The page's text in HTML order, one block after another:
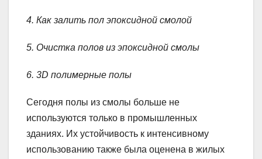
4. Как залить пол эпоксидной смолой
5. Очистка полов из эпоксидной смолы
6. 3D полимерные полы
Сегодня полы из смолы больше не
используются только в промышленных
зданиях. Их устойчивость к интенсивному
использованию также была оценена в жилых